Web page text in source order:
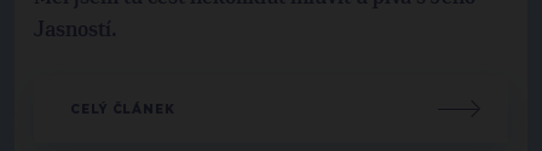
Jasností.
CELÝ ČLÁNEK